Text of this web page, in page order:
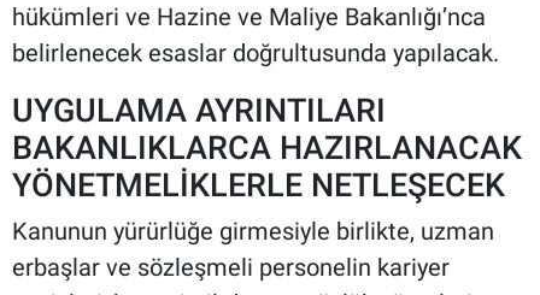
hükümleri ve Hazine ve Maliye Bakanlığı’nca
belirlenecek esaslar doğrultusunda yapılacak.
UYGULAMA AYRINTILARI
BAKANLIKLARCA HAZIRLANACAK
YÖNETMELİKLERLE NETLEŞECEK
Kanunun yürürlüğe girmesiyle birlikte, uzman
erbaşlar ve sözleşmeli personelin kariyer